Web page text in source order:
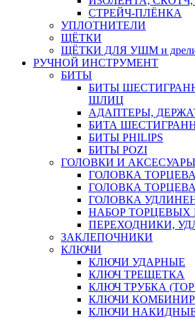
СТРЕЙЧ-ПЛЁНКА
УПЛОТНИТЕЛИ
ЩЁТКИ
ЩЁТКИ ДЛЯ УШМ и
РУЧНОЙ ИНСТРУМЕНТ
БИТЫ
БИТЫ
ШЛИЦ
АДАПТЕРЫ,
БИТА
БИТЫ PHILIPS
БИТЫ POZI
ГОЛОВКИ И АКСЕСУАРЫ
ГОЛОВКА
ГОЛОВКА
ГОЛОВКА
НАБОР ТОРЦЕВЫХ
ПЕРЕХОДНИКИ,
ЗАКЛЕПОЧНИКИ
КЛЮЧИ
КЛЮЧИ УДАРНЫЕ
КЛЮЧ ТРЕЩЕТКА
КЛЮЧ ТРУБКА
КЛЮЧИ
КЛЮЧИ